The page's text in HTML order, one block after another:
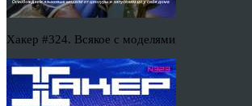
Хакер #324. Всякое с моделями